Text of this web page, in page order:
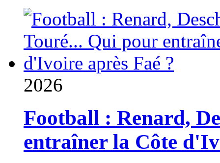
2026
Football : Renard,
entraîner la Côte